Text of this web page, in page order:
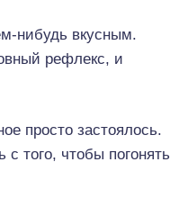
нибудь вкусным.
рефлекс, и
просто застоялось.
того, чтобы погонять